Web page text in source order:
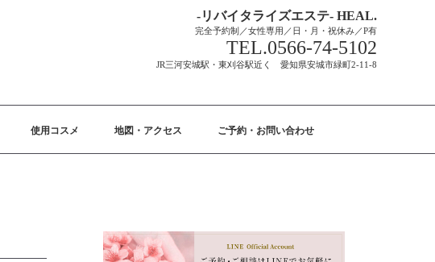
-リバイタライズエステ- HEAL.
完全予約制／女性専用／日・月・祝休み／P有
TEL.0566-74-5102
JR三河安城駅・東刈谷駅近く 愛知県安城市緑町2-11-8
使用コスメ 地図・アクセス ご予約・お問い合わせ